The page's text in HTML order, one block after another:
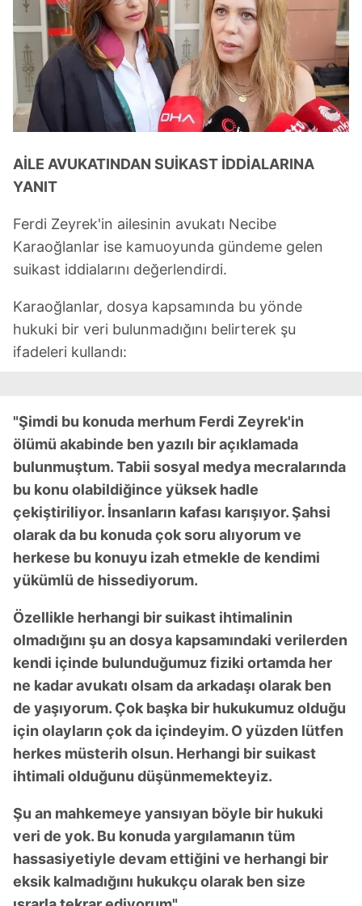
AİLE AVUKATINDAN SUİKAST İDDİALARINA
YANIT
Ferdi Zeyrek'in ailesinin avukatı Necibe
Karaoğlanlar ise kamuoyunda gündeme gelen
suikast iddialarını değerlendirdi.
Karaoğlanlar, dosya kapsamında bu yönde
hukuki bir veri bulunmadığını belirterek şu
ifadeleri kullandı:
"Şimdi bu konuda merhum Ferdi Zeyrek'in
ölümü akabinde ben yazılı bir açıklamada
bulunmuştum. Tabii sosyal medya mecralarında
bu konu olabildiğince yüksek hadle
çekiştiriliyor. İnsanların kafası karışıyor. Şahsi
olarak da bu konuda çok soru alıyorum ve
herkese bu konuyu izah etmekle de kendimi
yükümlü de hissediyorum.
Özellikle herhangi bir suikast ihtimalinin
olmadığını şu an dosya kapsamındaki verilerden
kendi içinde bulunduğumuz fiziki ortamda her
ne kadar avukatı olsam da arkadaşı olarak ben
de yaşıyorum. Çok başka bir hukukumuz olduğu
için olayların çok da içindeyim. O yüzden lütfen
herkes müsterih olsun. Herhangi bir suikast
ihtimali olduğunu düşünmemekteyiz.
Şu an mahkemeye yansıyan böyle bir hukuki
veri de yok. Bu konuda yargılamanın tüm
hassasiyetiyle devam ettiğini ve herhangi bir
eksik kalmadığını hukukçu olarak ben size